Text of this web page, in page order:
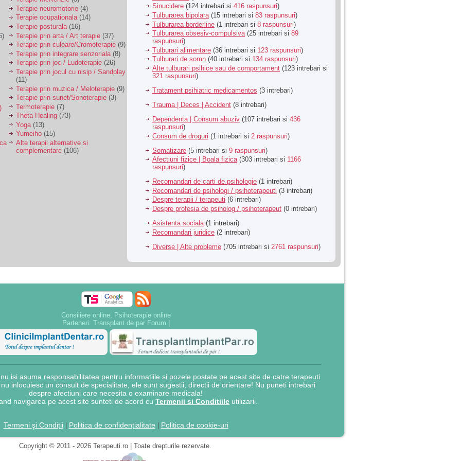
Terapie neuromotorie (4)
Terapie ocupationala(14)
Terapie posturala (16)
Terapie prin arta / Art terapie (37)
Terapie prin culoare/Cromoterapie (9)
Terapie prin integrare senzoriala (8)
Terapie prin joc / Ludoterapie (26)
Terapie prin jocul cu nisip / Sandplay
(11)
Terapie prin muzica / Meloterapie (9)
Terapie prin sunet/Sonoterapie (3)
Termoterapie (7)
Theta Healing (73)
Yoga (13)
Yumeiho (15)
Alte terapii alternative si
complementare (106)
Sinucidere (124 intrebari si 416 raspunsuri)
Tulburarea bipolara(15 intrebari si 83 raspunsuri)
Tulburarea borderline (1 intrebari si 8 raspunsuri)
Tulburarea obsesiv-compulsiva(25 intrebari si 89
raspunsuri)
Tulburari alimentare (36 intrebari si 123 raspunsuri)
Tulburari de somn (40 intrebari si 134 raspunsuri)
Alte tulburari psihice sau de comportament (123 intrebari si
321 raspunsuri)
Tratament psihiatric medicamentos (3 intrebari)
Trauma | Deces | Accident (8 intrebari)
Dependenta | Consum abuziv (107 intrebari si 436
raspunsuri)
Consum de droguri (1 intrebari si 2 raspunsuri)
Somatizare (5 intrebari si 9 raspunsuri)
Afectiuni fizice | Boala fizica(303 intrebari si 1166
raspunsuri)
Recomandari de carti de psihologie (1 intrebari)
Recomandari de psihologi / psihoterapeuti (3 intrebari)
Despre terapii / terapeuti (6 intrebari)
Despre profesia de psiholog / psihoterapeut (0 intrebari)
Asistenta sociala (1 intrebari)
Recomandari juridice (2 intrebari)
Diverse | Alte probleme (705 intrebari si 2761 raspunsuri)
Consiliere online, Psihoterapie online
Parteneri: Transplant de par Forum
isi asuma responsabilitatea pentru informatiile si pozele postate pe acest site de catre terapeuti
inlocuiesc un consult de specialitate, ele sunt sugestii, directii de orientare! Nu puneti intrebari
despre afectiuni care necesita o examinare medicala!
navigarea pe acest site sunteti de acord cu Termenii si Conditiile utilizarii.
Termeni şi Condiții| Politica de confidențialitate Politica de cookie-uri
Copyright © 2011 - 2026 Terapeuti.ro | Toate drepturile rezervate.